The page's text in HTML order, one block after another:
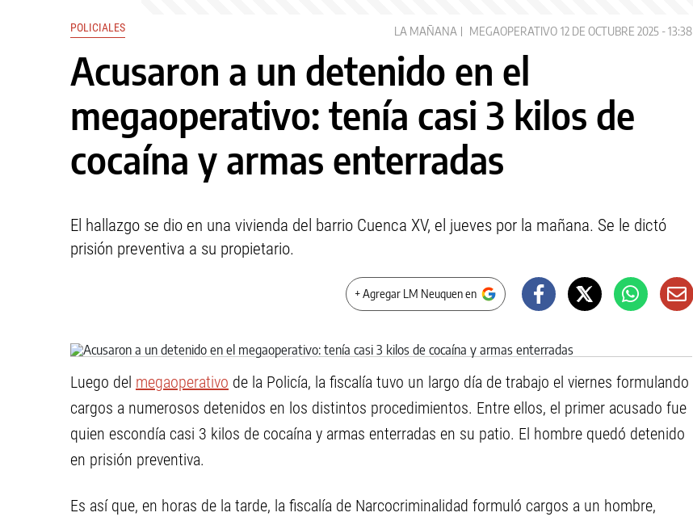
POLICIALES LA MAÑANA MEGAOPERATIVO 12 DE OCTUBRE 2025 - 13:38
Acusaron a un detenido en el
megaoperativo: tenía casi 3 kilos de
cocaína y armas enterradas
El hallazgo se dio en una vivienda del barrio Cuenca XV, el jueves por la mañana. Se le dictó
prisión preventiva a su propietario.
+ Agregar LM Neuquen en
Luego del megaoperativo de la Policía, la fiscalía tuvo un largo día de trabajo el viernes formulando
cargos a numerosos detenidos en los distintos procedimientos. Entre ellos, el primer acusado fue
quien escondía casi 3 kilos de cocaína y armas enterradas en su patio. El hombre quedó detenido
en prisión preventiva.
Es así que, en horas de la tarde, la fiscalía de Narcocriminalidad formuló cargos a un hombre,